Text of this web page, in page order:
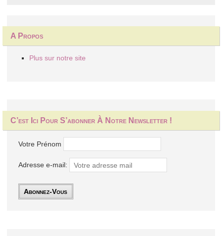
A Propos
Plus sur notre site
C’est Ici Pour S’abonner À Notre Newsletter !
Votre Prénom
Adresse e-mail: